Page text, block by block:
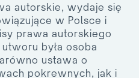
autorskie, wydaje się
w Polsce i
prawa autorskiego
była osoba
ustawa o
pokrewnych, jak i